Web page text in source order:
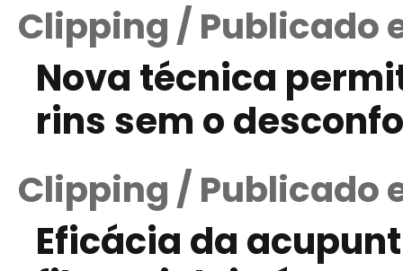
Clipping / Publicado
Nova técnica
rins sem o
Clipping / Publicado
Eficácia da